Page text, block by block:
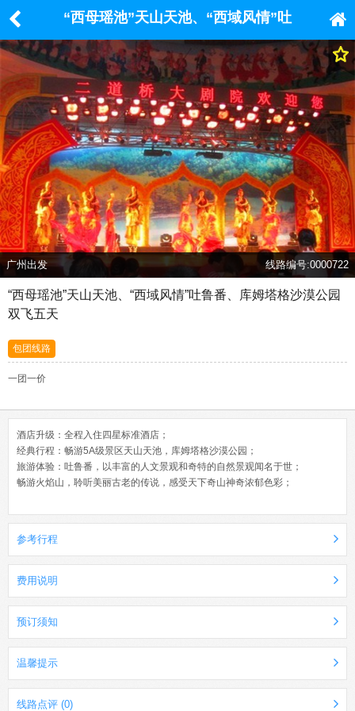
“西母瑶池”天山天池、“西域风情”吐
鲁番、库姆塔格沙漠公园双飞五天
广州出发 线路编号:0000722
“西母瑶池”天山天池、“西域风情”吐鲁番、库姆塔格沙漠公园
双飞五天
包团线路
一团一价
酒店升级：全程入住四星标准酒店；
经典行程：畅游5A级景区天山天池，库姆塔格沙漠公园；
旅游体验：吐鲁番，以丰富的人文景观和奇特的自然景观闻名于世；
畅游火焰山，聆听美丽古老的传说，感受天下奇山神奇浓郁色彩；
参考行程
费用说明
预订须知
温馨提示
线路点评 (0)